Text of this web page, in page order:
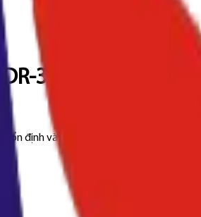
313 CMY
ổn định và bền bỉ.